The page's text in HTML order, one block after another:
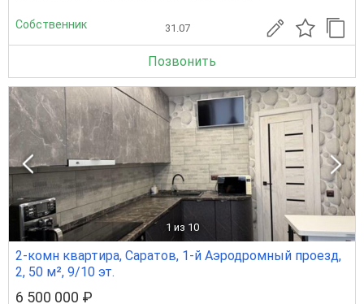
Собственник 31.07
Позвонить
1 из 10
2-комн квартира, Саратов, 1-й Аэродромный проезд,
2, 50 м², 9/10 эт.
6 500 000 ₽